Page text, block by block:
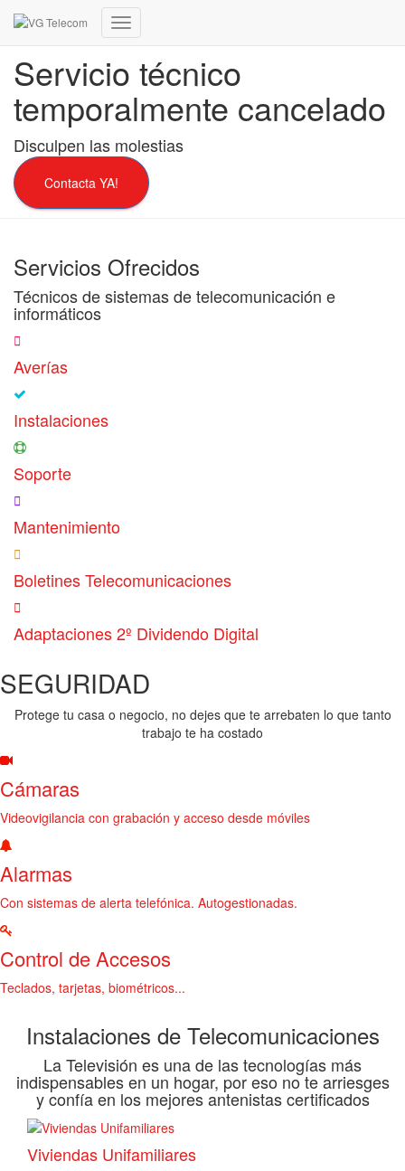
Cambiar
de
navegación
Servicio técnico
temporalmente cancelado
Disculpen las molestias
Contacta YA!
Servicios Ofrecidos
Técnicos de sistemas de telecomunicación e
informáticos
Averías
Instalaciones
Soporte
Mantenimiento
Boletines Telecomunicaciones
Adaptaciones 2º Dividendo Digital
SEGURIDAD
Protege tu casa o negocio, no dejes que te arrebaten lo que tanto
trabajo te ha costado
Cámaras
Videovigilancia con grabación y acceso desde móviles
Alarmas
Con sistemas de alerta telefónica. Autogestionadas.
Control de Accesos
Teclados, tarjetas, biométricos...
Instalaciones de Telecomunicaciones
La Televisión es una de las tecnologías más
indispensables en un hogar, por eso no te arriesges
y confía en los mejores antenistas certificados
Viviendas Unifamiliares